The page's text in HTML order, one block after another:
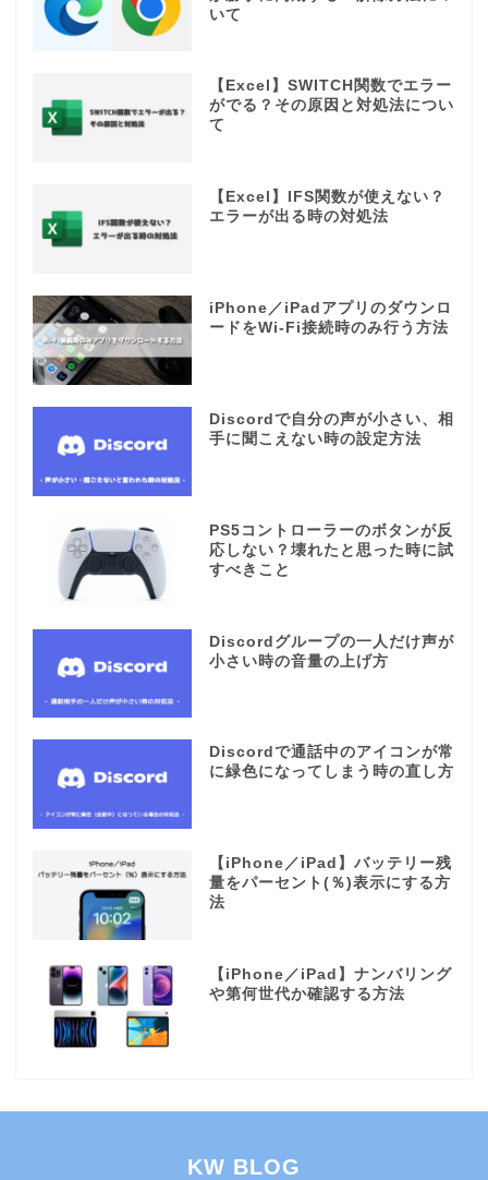
いて
【Excel】SWITCH関数でエラー
がでる？その原因と対処法につい
て
【Excel】IFS関数が使えない？
エラーが出る時の対処法
iPhone／iPadアプリのダウンロ
ードをWi-Fi接続時のみ行う方法
Discordで自分の声が小さい、相
手に聞こえない時の設定方法
PS5コントローラーのボタンが反
応しない？壊れたと思った時に試
すべきこと
Discordグループの一人だけ声が
小さい時の音量の上げ方
Discordで通話中のアイコンが常
に緑色になってしまう時の直し方
【iPhone／iPad】バッテリー残
量をパーセント(％)表示にする方
法
【iPhone／iPad】ナンバリング
や第何世代か確認する方法
KW BLOG